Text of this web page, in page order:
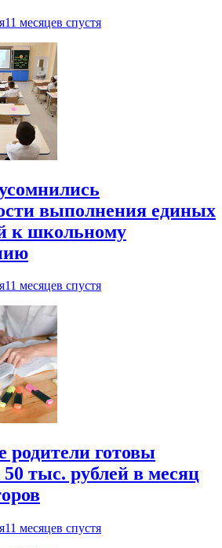
11 месяцев спустя
выполнения единых
к школьному
11 месяцев спустя
родители готовы
50 тыс. рублей в месяц
11 месяцев спустя